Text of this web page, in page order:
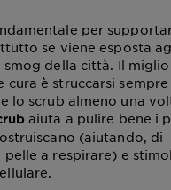
per
se viene esposta
smog della città. Il
cura è struccarsi sempre
lo scrub almeno una
aiuta a pulire bene i
(aiutando, di
pelle a respirare) e